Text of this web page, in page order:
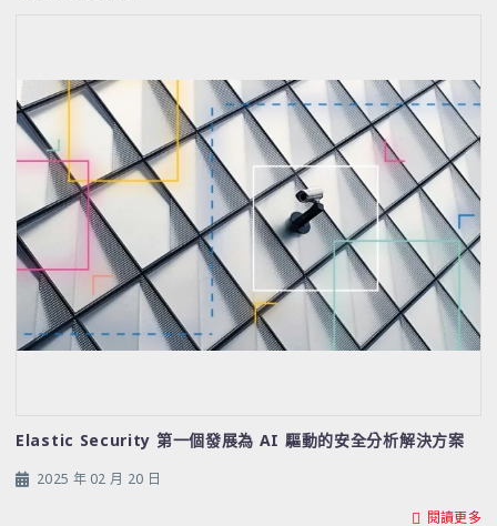
Elastic Security 第一個發展為 AI 驅動的安全分析解決方案
2025 年 02 月 20 日
閱讀更多